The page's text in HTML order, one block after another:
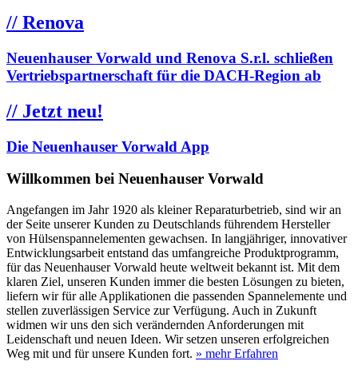
// Renova
Neuenhauser Vorwald und Renova S.r.l. schließen
Vertriebspartnerschaft für die DACH-Region ab
// Jetzt neu!
Die Neuenhauser Vorwald App
Willkommen bei Neuenhauser Vorwald
Angefangen im Jahr 1920 als kleiner Reparaturbetrieb, sind wir an
der Seite unserer Kunden zu Deutschlands führendem Hersteller
von Hülsenspannelementen gewachsen. In langjähriger, innovativer
Entwicklungsarbeit entstand das umfangreiche Produktprogramm,
für das Neuenhauser Vorwald heute weltweit bekannt ist. Mit dem
klaren Ziel, unseren Kunden immer die besten Lösungen zu bieten,
liefern wir für alle Applikationen die passenden Spannelemente und
stellen zuverlässigen Service zur Verfügung. Auch in Zukunft
widmen wir uns den sich verändernden Anforderungen mit
Leidenschaft und neuen Ideen. Wir setzen unseren erfolgreichen
Weg mit und für unsere Kunden fort. » mehr Erfahren